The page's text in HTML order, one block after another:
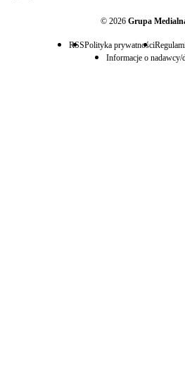
© 2026 Grupa
RSSPolityka prywatności
Informacje o